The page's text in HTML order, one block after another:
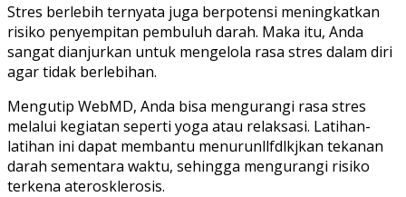
Stres berlebih ternyata juga berpotensi meningkatkan
risiko penyempitan pembuluh darah. Maka itu, Anda
sangat dianjurkan untuk mengelola rasa stres dalam diri
agar tidak berlebihan.
Mengutip WebMD, Anda bisa mengurangi rasa stres
melalui kegiatan seperti yoga atau relaksasi. Latihan-
latihan ini dapat membantu menurunllfdlkjkan tekanan
darah sementara waktu, sehingga mengurangi risiko
terkena aterosklerosis.